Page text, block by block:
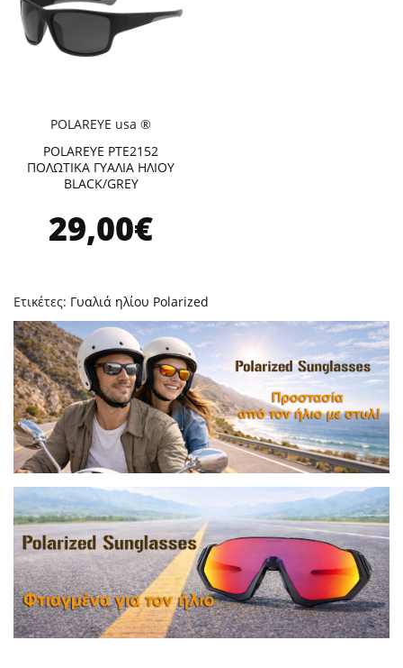
POLAREYE usa ®
POLAREYE PTE2152
ΠΟΛΩΤΙΚΑ ΓΥΑΛΙΑ ΗΛΙΟΥ
BLACK/GREY
29,00€
Ετικέτες: Γυαλιά ηλίου Polarized